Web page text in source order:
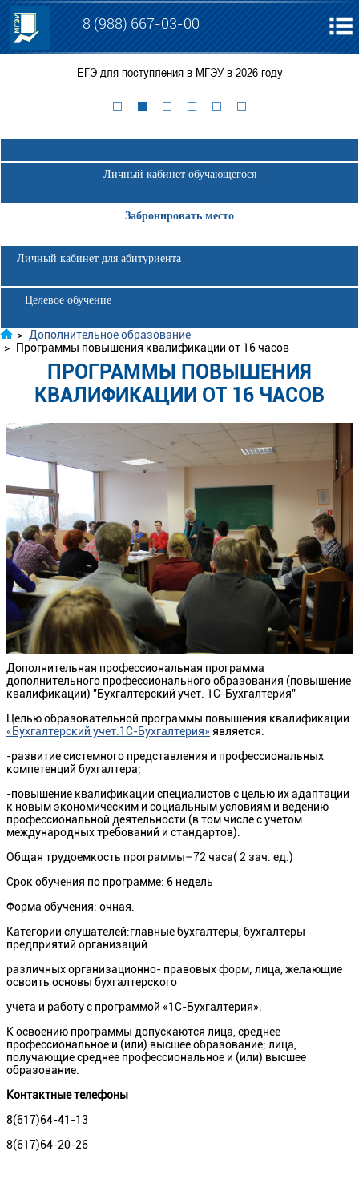
8 (988) 667-03-00
ЕГЭ для поступления в МГЭУ в 2026 году
Личный кабинет обучающегося
Забронировать место
Личный кабинет для абитуриента
Целевое обучение
> Дополнительное образование
>
Программы повышения квалификации от 16 часов
ПРОГРАММЫ ПОВЫШЕНИЯ
КВАЛИФИКАЦИИ ОТ 16 ЧАСОВ
Дополнительная профессиональная программа
дополнительного профессионального образования (повышение
квалификации) "Бухгалтерский учет. 1С-Бухгалтерия"
Целью образовательной программы повышения квалификации
«Бухгалтерский учет.1С-Бухгалтерия» является:
-развитие системного представления и профессиональных
компетенций бухгалтера;
-повышение квалификации специалистов c целью их адаптации
к новым экономическим и социальным условиям и ведению
профессиональной деятельности (в том числе с учетом
международных требований и стандартов).
Общая трудоемкость программы–72 часа( 2 зач. ед.)
Срок обучения по программе: 6 недель
Форма обучения: очная.
Категории слушателей:главные бухгалтеры, бухгалтеры
предприятий организаций
различных организационно- правовых форм; лица, желающие
освоить основы бухгалтерского
учета и работу с программой «1С-Бухгалтерия».
К освоению программы допускаются лица, среднее
профессиональное и (или) высшее образование; лица,
получающие среднее профессиональное и (или) высшее
образование.
Контактные телефоны
8(617)64-41-13
8(617)64-20-26